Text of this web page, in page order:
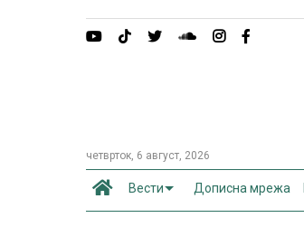
четврток, 6 август, 2026
Вести Дописна мрежа